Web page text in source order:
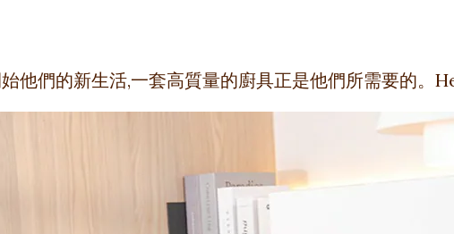
他們的新生活,一套高質量的廚具正是他們所需要的。